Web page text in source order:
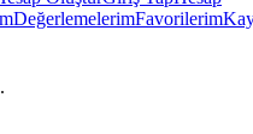
DeğerlemelerimFavorilerim